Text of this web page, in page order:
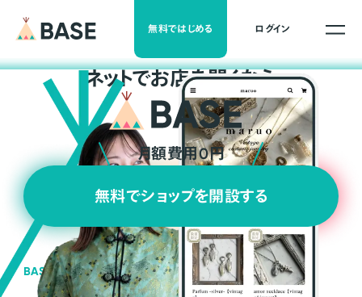
無料ではじめる ログイン
ネットでお店を開くなら
月額費用0円
無料でショップを開設する
BASEの強み